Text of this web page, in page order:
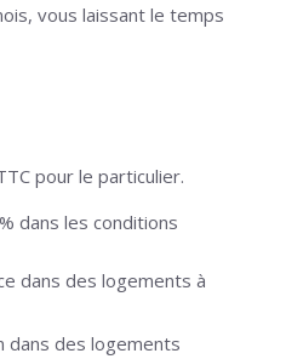
vous laissant le temps
pour le particulier.
dans les conditions
dans des logements à
dans des logements